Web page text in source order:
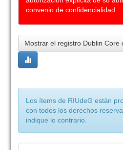
convenio de confidencialidad
Mostrar el registro Dublin Core
Los ítems de RIUdeG están
con todos los derechos
indique lo contrario.